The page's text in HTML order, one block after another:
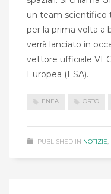
un team scientifico
per la prima volta a
verrà lanciato in
vettore ufficiale
Europea (ESA).
ENEA ORTO
PUBLISHED IN NOTIZIE,